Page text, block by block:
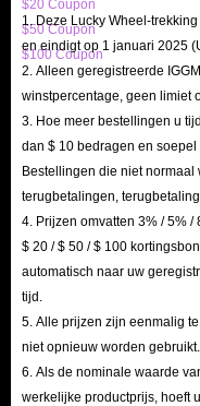
krachtige wapens en
Personages upgraden:
het proces van het
Ruilen: spelers kunnen
gemakkelijker de
van de bouw van een stad.
Manieren om
Quinfall
Dus hoe krijg je meer
volgende methoden om een
Voltooi de hoofdmissie:
$20 Coupon
$50 Coupon
$100 Coupon
1. Deze Lucky Wheel-
en eindigt op 1 januari 2025
2. Alleen geregistreerde
winstpercentage, geen limiet
3. Hoe meer bestellingen u
dan $ 10 bedragen en soepel
Bestellingen die niet normaal
terugbetalingen,
4. Prijzen omvatten 3% / 5% /
$ 20 / $ 50 / $ 100
automatisch naar uw
tijd.
5. Alle prijzen zijn eenmalig te
niet opnieuw worden gebruikt.
6. Als de nominale waarde
werkelijke productprijs, hoeft